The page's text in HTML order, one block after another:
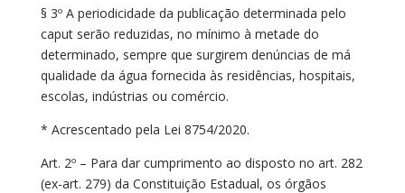
§ 3º A periodicidade da publicação determinada pelo
caput serão reduzidas, no mínimo à metade do
determinado, sempre que surgirem denúncias de má
qualidade da água fornecida às residências, hospitais,
escolas, indústrias ou comércio.
* Acrescentado pela Lei 8754/2020.
Art. 2º – Para dar cumprimento ao disposto no art. 282
(ex-art. 279) da Constituição Estadual, os órgãos